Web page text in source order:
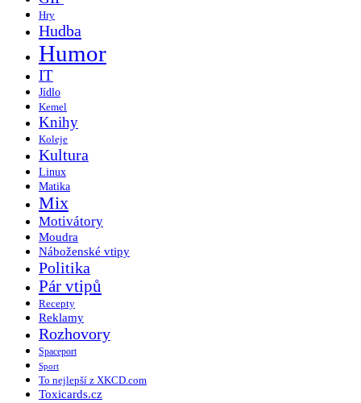
Hry
Hudba
Humor
IT
Jídlo
Kemel
Knihy
Koleje
Kultura
Linux
Matika
Mix
Motivátory
Moudra
Náboženské vtipy
Politika
Pár vtipů
Recepty
Reklamy
Rozhovory
Spaceport
Sport
To nejlepší z XKCD.com
Toxicards.cz